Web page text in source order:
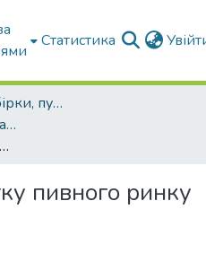
Статистика
Конференції, збірки, публікації молодих вчених і здобувачів : магістрів, бакалаврів, аспірантів.
Публікації здобувачів (бакалаврів. магістрів, аспірантів)
Тенденції розвитку пивного ринку України
пивного ринку